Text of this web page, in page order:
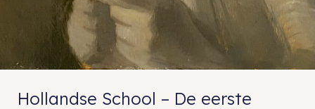
Hollandse School – De eerste